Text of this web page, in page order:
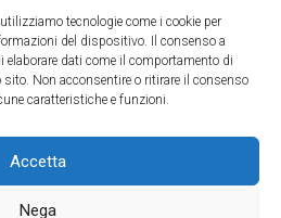
tecnologie come i cookie per
del dispositivo. Il consenso a
elaborare dati come il comportamento di
Non acconsentire o ritirare il consenso
caratteristiche e funzioni.
Accetta
Nega
porte pronto intervento 24